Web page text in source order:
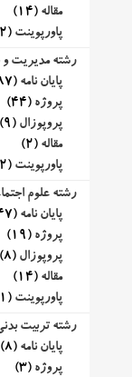
مقاله (14)
پاورپوینت (12)
رشته مدیریت و
پایان نامه (87)
پروژه (44)
پروپوزال (9)
مقاله (2)
پاورپوینت (52)
رشته علوم
پایان نامه (47)
پروژه (19)
پروپوزال (8)
مقاله (14)
پاورپوینت (1)
رشته تربیت
پایان نامه (8)
پروژه (3)